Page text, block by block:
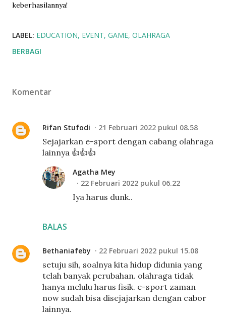
keberhasilannya!
LABEL: EDUCATION EVENT GAME OLAHRAGA
BERBAGI
Komentar
Rifan Stufodi 21 Februari 2022 pukul 08.58
Sejajarkan e-sport dengan cabang olahraga
lainnya 👍👍👍
BALAS
Agatha Mey
22 Februari 2022 pukul 06.22
Iya harus dunk..
Bethaniafeby 22 Februari 2022 pukul 15.08
setuju sih, soalnya kita hidup didunia yang
telah banyak perubahan. olahraga tidak
hanya melulu harus fisik. e-sport zaman
now sudah bisa disejajarkan dengan cabor
lainnya.